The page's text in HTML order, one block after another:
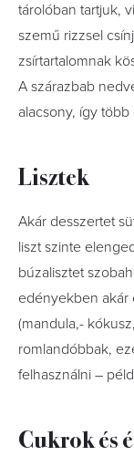
tárolóban tartjuk,
szemű rizzsel
zsírtartalomnak
A szárazbab
alacsony, így
Lisztek
Akár desszertet
liszt szinte
búzalisztet
edényekben akár
(mandula,-
romlandóbbak,
felhasználni –
Cukrok és